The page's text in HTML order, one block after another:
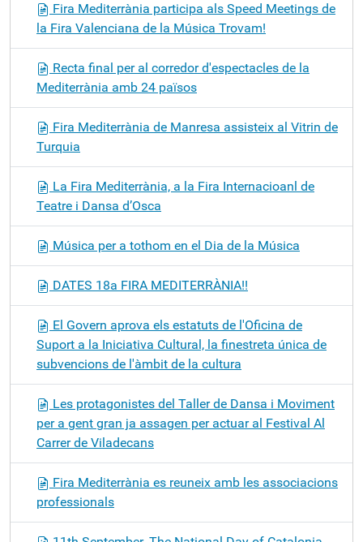
Fira Mediterrània participa als Speed Meetings de
la Fira Valenciana de la Música Trovam!
Recta final per al corredor d'espectacles de la
Mediterrània amb 24 països
Fira Mediterrània de Manresa assisteix al Vitrin de
Turquia
La Fira Mediterrània, a la Fira Internacioanl de
Teatre i Dansa d’Osca
Música per a tothom en el Dia de la Música
DATES 18a FIRA MEDITERRÀNIA!!
El Govern aprova els estatuts de l'Oficina de
Suport a la Iniciativa Cultural, la finestreta única de
subvencions de l'àmbit de la cultura
Les protagonistes del Taller de Dansa i Moviment
per a gent gran ja assagen per actuar al Festival Al
Carrer de Viladecans
Fira Mediterrània es reuneix amb les associacions
professionals